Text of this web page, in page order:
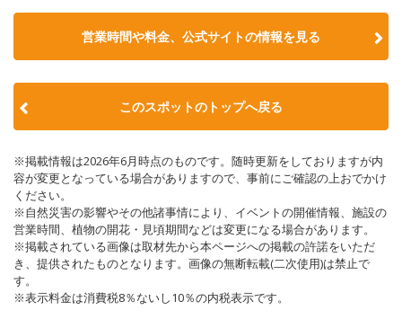
営業時間や料金、公式サイトの情報を見る
このスポットのトップへ戻る
※掲載情報は2026年6月時点のものです。随時更新をしておりますが内
容が変更となっている場合がありますので、事前にご確認の上おでかけ
ください。
※自然災害の影響やその他諸事情により、イベントの開催情報、施設の
営業時間、植物の開花・見頃期間などは変更になる場合があります。
※掲載されている画像は取材先から本ページへの掲載の許諾をいただ
き、提供されたものとなります。画像の無断転載(二次使用)は禁止で
す。
※表示料金は消費税8％ないし10％の内税表示です。